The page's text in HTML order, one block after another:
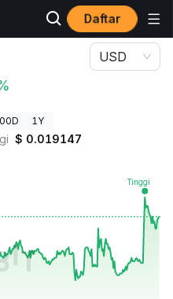
Daftar
USD
1Y
$ 0.019147